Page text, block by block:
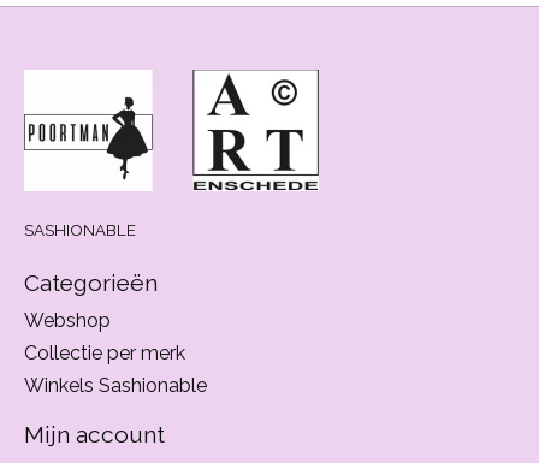
SASHIONABLE
Categorieën
Webshop
Collectie per merk
Winkels Sashionable
Mijn account